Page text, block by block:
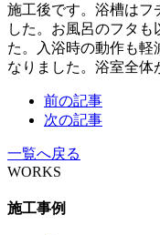
施工後です。浴槽はフ
した。お風呂のフタ
た。入浴時の動作も軽
なりました。浴室全体
前の記事
次の記事
一覧へ戻る
WORKS
施工事例